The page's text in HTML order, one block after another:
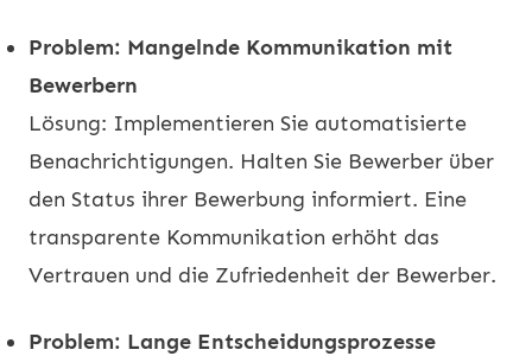
Problem: Mangelnde Kommunikation mit
Bewerbern
Lösung: Implementieren Sie automatisierte
Benachrichtigungen. Halten Sie Bewerber über
den Status ihrer Bewerbung informiert. Eine
transparente Kommunikation erhöht das
Vertrauen und die Zufriedenheit der Bewerber.
Problem: Lange Entscheidungsprozesse